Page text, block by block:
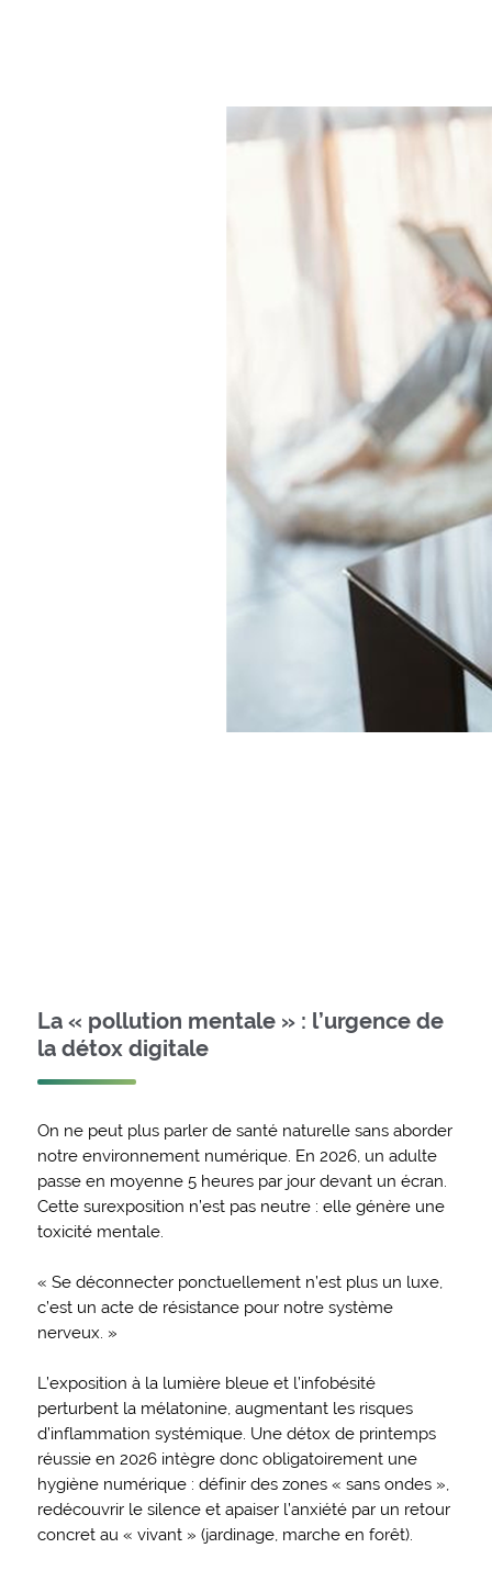
La « pollution mentale » : l’urgence de
la détox digitale
On ne peut plus parler de santé naturelle sans aborder
notre environnement numérique. En 2026, un adulte
passe en moyenne 5 heures par jour devant un écran.
Cette surexposition n’est pas neutre : elle génère une
toxicité mentale.
« Se déconnecter ponctuellement n’est plus un luxe,
c’est un acte de résistance pour notre système
nerveux. »
L’exposition à la lumière bleue et l’infobésité
perturbent la mélatonine, augmentant les risques
d’inflammation systémique. Une détox de printemps
réussie en 2026 intègre donc obligatoirement une
hygiène numérique : définir des zones « sans ondes »,
redécouvrir le silence et apaiser l’anxiété par un retour
concret au « vivant » (jardinage, marche en forêt).